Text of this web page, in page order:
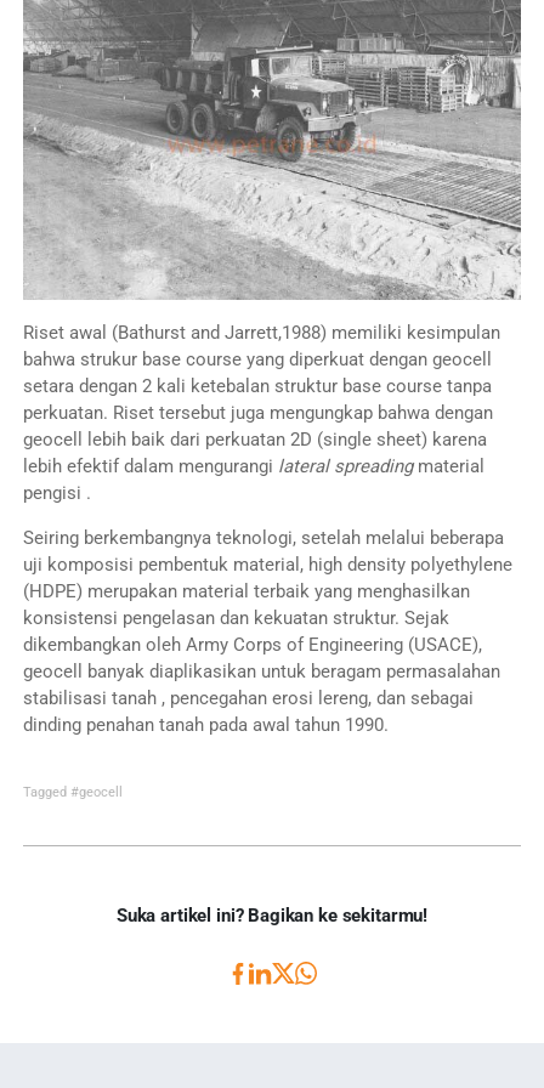
Riset awal (Bathurst and Jarrett,1988) memiliki kesimpulan
bahwa strukur base course yang diperkuat dengan geocell
setara dengan 2 kali ketebalan struktur base course tanpa
perkuatan. Riset tersebut juga mengungkap bahwa dengan
geocell lebih baik dari perkuatan 2D (single sheet) karena
lebih efektif dalam mengurangi lateral spreadingmaterial
pengisi .
Seiring berkembangnya teknologi, setelah melalui beberapa
uji komposisi pembentuk material, high density polyethylene
(HDPE) merupakan material terbaik yang menghasilkan
konsistensi pengelasan dan kekuatan struktur. Sejak
dikembangkan oleh Army Corps of Engineering (USACE),
geocell banyak diaplikasikan untuk beragam permasalahan
stabilisasi tanah , pencegahan erosi lereng, dan sebagai
dinding penahan tanah pada awal tahun 1990.
Tagged #geocell
Suka artikel ini? Bagikan ke sekitarmu!